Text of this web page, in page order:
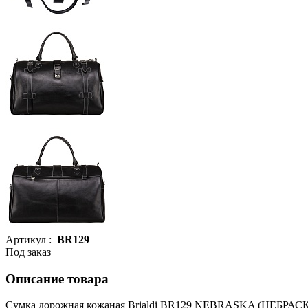
Артикул : BR129
Под заказ
Описание товара
Сумка дорожная кожаная Brialdi BR129 NEBRASKA